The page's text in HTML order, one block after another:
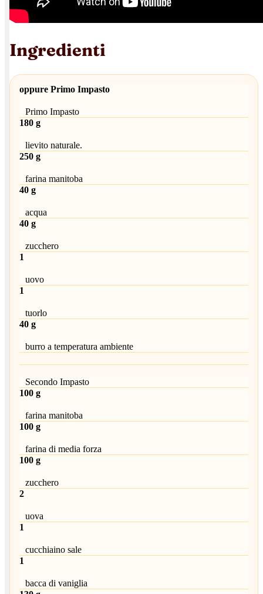
Ingredienti
oppure Primo Impasto
Primo Impasto
180 g
lievito naturale.
250 g
farina manitoba
40 g
acqua
40 g
zucchero
1
uovo
1
tuorlo
40 g
burro a temperatura ambiente
Secondo Impasto
100 g
farina manitoba
100 g
farina di media forza
100 g
zucchero
2
uova
1
cucchiaino sale
1
bacca di vaniglia